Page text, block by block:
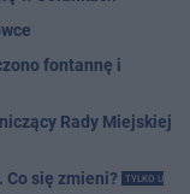
fontannę i
Rady Miejskiej
Co się zmieni?
TYLKO U